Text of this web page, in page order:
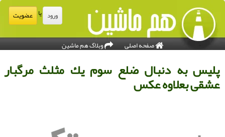
ورود عضویت
صفحه اصلی وبلاگ هم ماشین
پلیس به دنبال ضلع سوم یك مثلث مرگبار
عشقی بعلاوه عكس